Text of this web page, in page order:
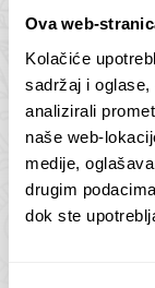
Ova web-
Kolačiće
sadržaj i
analizirali
naše web-
medije,
drugim
dok ste
Butan –
75,00€ –
ODABERI